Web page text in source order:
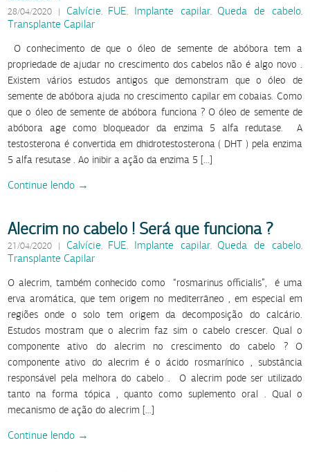
28/04/2020 | Calvície, FUE, Implante capilar, Queda de cabelo,
Transplante Capilar
O conhecimento de que o óleo de semente de abóbora tem a
propriedade de ajudar no crescimento dos cabelos não é algo novo .
Existem vários estudos antigos que demonstram que o óleo de
semente de abóbora ajuda no crescimento capilar em cobaias. Como
que o óleo de semente de abóbora funciona ? O óleo de semente de
abóbora age como bloqueador da enzima 5 alfa redutase. A
testosterona é convertida em dhidrotestosterona ( DHT ) pela enzima
5 alfa resutase . Ao inibir a ação da enzima 5 […]
Continue lendo →
Alecrim no cabelo ! Será que funciona ?
21/04/2020 | Calvície, FUE, Implante capilar, Queda de cabelo,
Transplante Capilar
O alecrim, também conhecido como “rosmarinus officialis”, é uma
erva aromática, que tem origem no mediterrâneo , em especial em
regiões onde o solo tem origem da decomposição do calcário.
Estudos mostram que o alecrim faz sim o cabelo crescer. Qual o
componente ativo do alecrim no crescimento do cabelo ? O
componente ativo do alecrim é o ácido rosmarínico , substância
responsável pela melhora do cabelo . O alecrim pode ser utilizado
tanto na forma tópica , quanto como suplemento oral . Qual o
mecanismo de ação do alecrim […]
Continue lendo →